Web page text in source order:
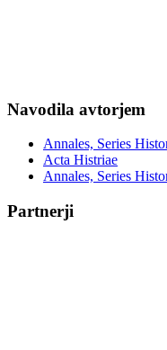
Navodila avtorjem
Annales, Series
Acta Histriae
Annales, Series
Partnerji